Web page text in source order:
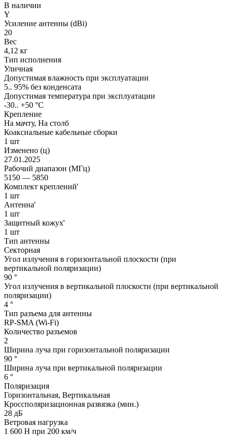
В наличии
Y
Усиление антенны (dBi)
20
Вес
4,12 кг
Тип исполнения
Уличная
Допустимая влажность при эксплуатации
5.. 95% без конденсата
Допустимая температура при эксплуатации
-30.. +50 °С
Крепление
На мачту, На столб
Коаксиальные кабельные сборки
1 шт
Изменено (ц)
27.01.2025
Рабочий диапазон (МГц)
5150 — 5850
Комплект креплений'
1 шт
Антенна'
1 шт
Защитный кожух'
1 шт
Тип антенны
Секторная
Угол излучения в горизонтальной плоскости (при
вертикальной поляризации)
90 °
Угол излучения в вертикальной плоскости (при вертикальной
поляризации)
4 °
Тип разъема для антенны
RP-SMA (Wi-Fi)
Количество разъемов
2
Ширина луча при горизонтальной поляризации
90 °
Ширина луча при вертикальной поляризации
6 °
Поляризация
Горизонтальная, Вертикальная
Кроссполяризационная развязка (мин.)
28 дБ
Ветровая нагрузка
1 600 Н при 200 км/ч